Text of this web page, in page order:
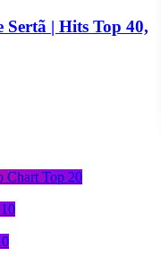
Chart Top 20